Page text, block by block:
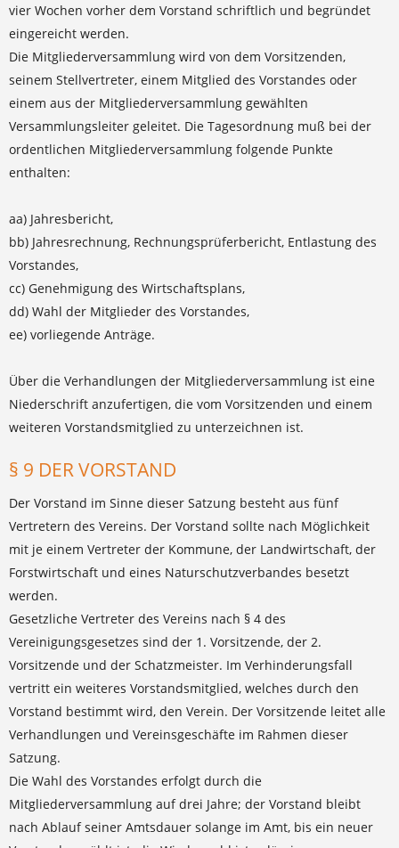
vier Wochen vorher dem Vorstand schriftlich und begründet
eingereicht werden.
Die Mitgliederversammlung wird von dem Vorsitzenden,
seinem Stellvertreter, einem Mitglied des Vorstandes oder
einem aus der Mitgliederversammlung gewählten
Versammlungsleiter geleitet. Die Tagesordnung muß bei der
ordentlichen Mitgliederversammlung folgende Punkte
enthalten:
aa) Jahresbericht,
bb) Jahresrechnung, Rechnungsprüferbericht, Entlastung des
Vorstandes,
cc) Genehmigung des Wirtschaftsplans,
dd) Wahl der Mitglieder des Vorstandes,
ee) vorliegende Anträge.
Über die Verhandlungen der Mitgliederversammlung ist eine
Niederschrift anzufertigen, die vom Vorsitzenden und einem
weiteren Vorstandsmitglied zu unterzeichnen ist.
§ 9 DER VORSTAND
Der Vorstand im Sinne dieser Satzung besteht aus fünf
Vertretern des Vereins. Der Vorstand sollte nach Möglichkeit
mit je einem Vertreter der Kommune, der Landwirtschaft, der
Forstwirtschaft und eines Naturschutzverbandes besetzt
werden.
Gesetzliche Vertreter des Vereins nach § 4 des
Vereinigungsgesetzes sind der 1. Vorsitzende, der 2.
Vorsitzende und der Schatzmeister. Im Verhinderungsfall
vertritt ein weiteres Vorstandsmitglied, welches durch den
Vorstand bestimmt wird, den Verein. Der Vorsitzende leitet alle
Verhandlungen und Vereinsgeschäfte im Rahmen dieser
Satzung.
Die Wahl des Vorstandes erfolgt durch die
Mitgliederversammlung auf drei Jahre; der Vorstand bleibt
nach Ablauf seiner Amtsdauer solange im Amt, bis ein neuer